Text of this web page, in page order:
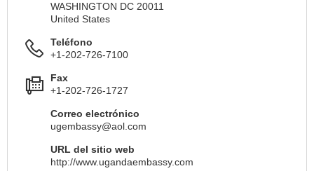
WASHINGTON DC 20011
United States
Teléfono
+1-202-726-7100
Fax
+1-202-726-1727
Correo electrónico
ugembassy@aol.com
URL del sitio web
http://www.ugandaembassy.com